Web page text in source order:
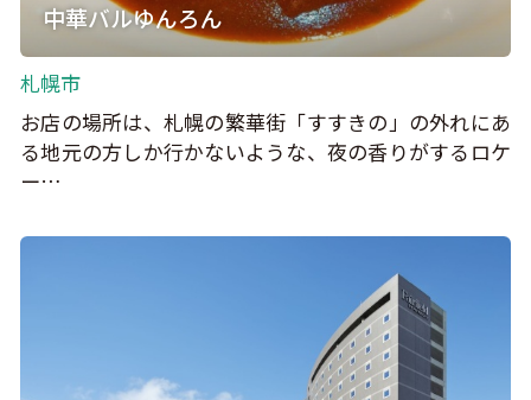
中華バルゆんろん
札幌市
お店の場所は、札幌の繁華街「すすきの」の外れにあ
る地元の方しか行かないような、夜の香りがするロケ
ー…